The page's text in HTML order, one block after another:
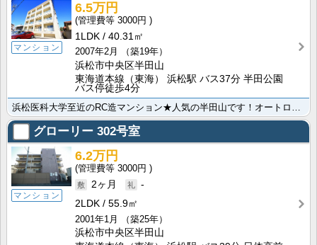
マンション
6.5万円
3000円
1LDK
40.31㎡
2007年2月
（築19年）
浜松市中央区半田山
東海道本線（東海） 浜松駅 バス37分 半田公園
バス停徒歩4分
グローリー 302号室
マンション
6.2万円
3000円
2ヶ月
-
2LDK
55.9㎡
2001年1月
（築25年）
浜松市中央区半田山